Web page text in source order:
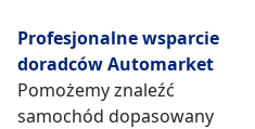
Profesjonalne wsparcie
doradców Automarket
Pomożemy znaleźć
samochód dopasowany